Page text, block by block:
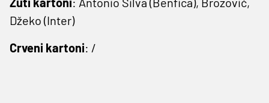
Džeko (Inter)
Crveni kartoni: /